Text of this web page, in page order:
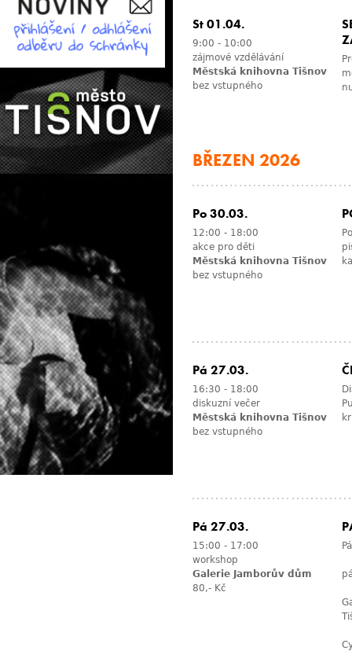
St 01.04.
9:00 - 10:00
zájmové vzdělávání
Městská knihovna Tišnov
bez vstupného
BŘEZEN 2026
Po 30.03.
12:00 - 18:00
akce pro děti
Městská knihovna Tišnov
bez vstupného
Pá 27.03.
16:30 - 18:00
diskuzní večer
Městská knihovna Tišnov
bez vstupného
Pá 27.03.
15:00 - 17:00
workshop
Galerie Jamborův dům
80,- Kč